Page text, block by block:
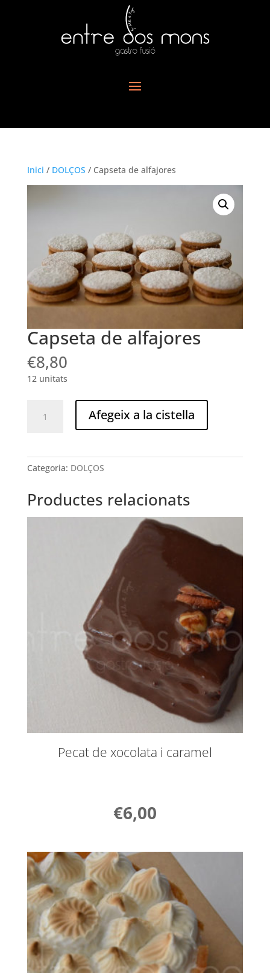
Inici / DOLÇOS / Capseta de alfajores
Capseta de alfajores
€8,80
12 unitats
alfajores
Afegeix a la cistella
Categoria: DOLÇOS
Productes relacionats
Pecat de xocolata i caramel
€6,00